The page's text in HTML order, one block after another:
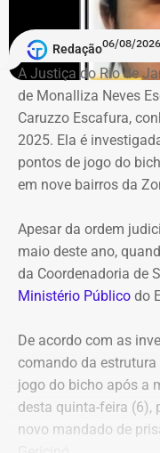
na Península, no
proposta foi aprovada
ano passado e prevê
milhões.
*Com informações do
Redação06/08/
A Justiça do Rio de
de Monalliza Neves
Caruzzo Escafura,
2025. Ela é
pontos de jogo do
em nove bairros da
Apesar da ordem
maio deste ano,
da Coordenadoria de
Ministério Público do
De acordo com as
comando da
jogo do bicho após a
desta quinta-feira (6),
novo mandado de